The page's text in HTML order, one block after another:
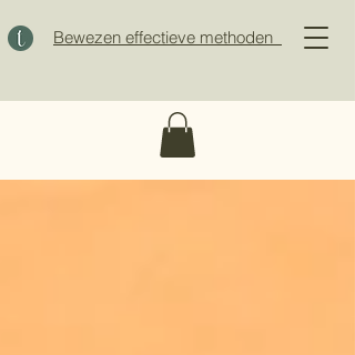
Bewezen effectieve methoden